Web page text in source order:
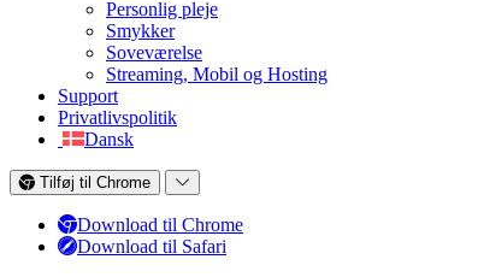
Personlig pleje
Smykker
Soveværelse
Streaming, Mobil og Hosting
Support
Privatlivspolitik
Dansk
Tilføj til Chrome
Download til Chrome
Download til Safari